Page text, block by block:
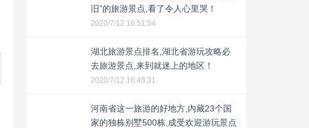
旧”的旅游景点,看了令人心里哭！
2020/7/12 16:51:54
湖北旅游景点排名,湖北省游玩攻略必
去旅游景点,来到就迷上的地区！
2020/7/12 16:48:31
河南省这一旅游的好地方,内藏23个国
家的独栋别墅500栋,成受欢迎游玩景点